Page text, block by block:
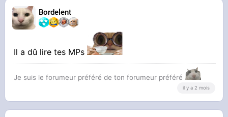
Bordelent
Il a dû lire tes MPs
Je suis le forumeur préféré de ton forumeur préféré
il y a 2 mois